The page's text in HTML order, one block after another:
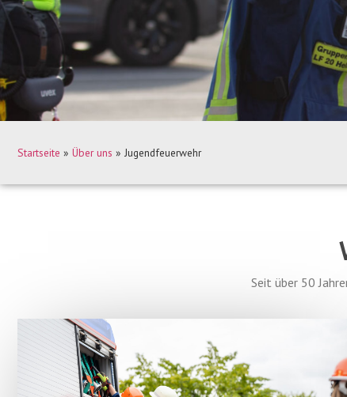
Startseite » Über uns » Jugendfeuerwehr
Seit über 50